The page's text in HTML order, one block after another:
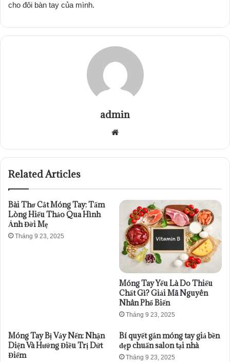
cho đôi bàn tay của mình.
admin
Website
Related Articles
Bài Thơ Cắt Móng Tay: Tấm
Lòng Hiếu Thảo Qua Hình
Ảnh Đời Mẹ
Tháng 9 23, 2025
Móng Tay Yếu Là Do Thiếu
Chất Gì? Giải Mã Nguyên
Nhân Phổ Biến
Tháng 9 23, 2025
Móng Tay Bị Vảy Nến: Nhận
Diện Và Hướng Điều Trị Dứt
Điểm
Bí quyết gắn móng tay giả bền
đẹp chuẩn salon tại nhà
Tháng 9 23, 2025